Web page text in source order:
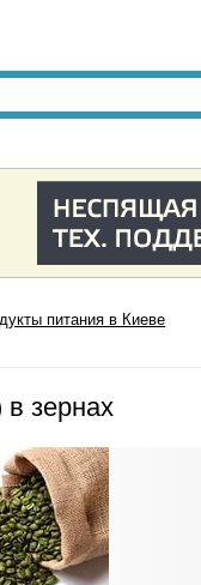
питания в Киеве
зернах